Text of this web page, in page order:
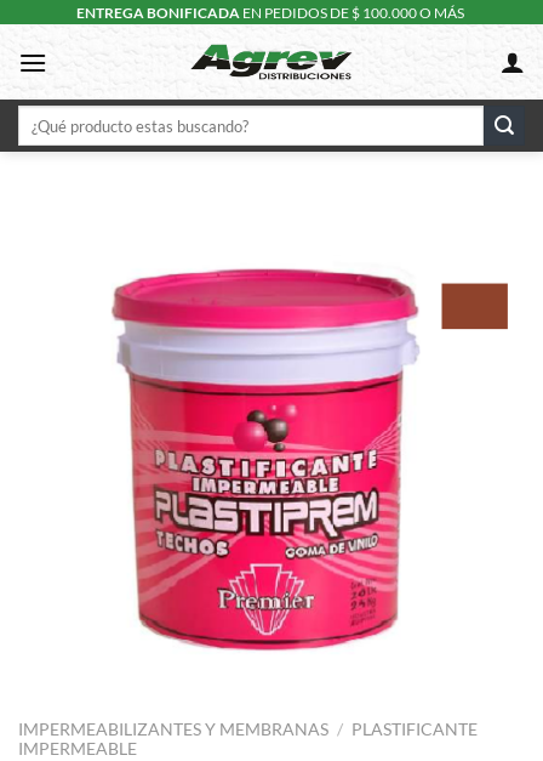
content
ENTREGA BONIFICADA EN PEDIDOS DE $ 100.000 O MÁS
Buscar
por:
IMPERMEABILIZANTES Y MEMBRANAS / PLASTIFICANTE
IMPERMEABLE